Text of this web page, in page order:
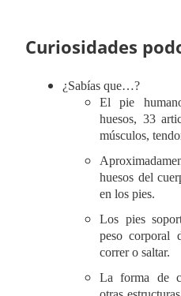
Curiosidades
¿Sabías que…?
El pie
huesos, 33
músculos,
huesos del
en los pies.
Los pies
peso corporal
correr o saltar.
La forma de